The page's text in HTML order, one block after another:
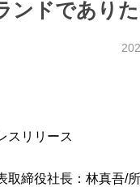
ンドでありた
スリリース
取締役社長：林真吾/